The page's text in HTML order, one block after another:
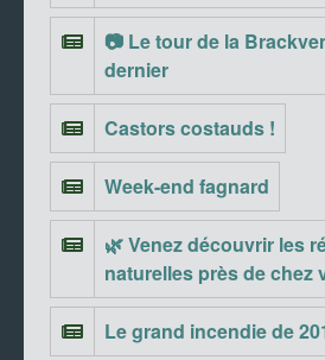
📷 Le tour de la
dernier
Castors costauds !
Week-end fagnard
🌿 Venez découvrir les
naturelles près de chez
Le grand incendie de